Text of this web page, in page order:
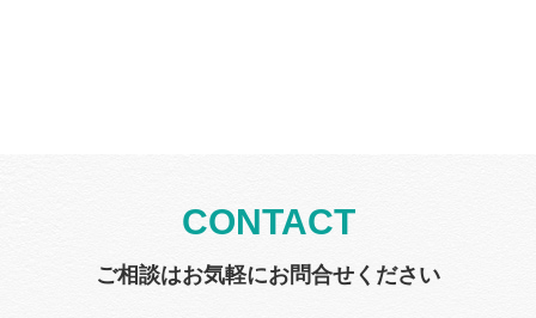
CONTACT
ご相談はお気軽にお問合せください